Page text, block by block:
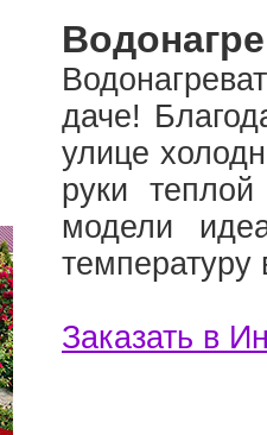
даче!
улице
руки
модели
температуру
Заказать в